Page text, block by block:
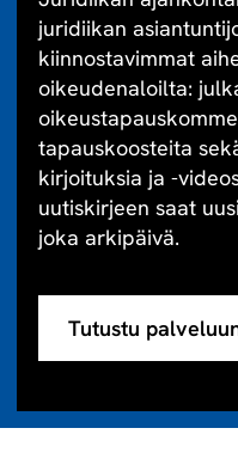
juridiikan
kiinnostavimmat
oikeudenaloilta:
tapauskoosteita
kirjoituksia ja -
uutiskirjeen saat
joka arkipäivä.
Tutustu